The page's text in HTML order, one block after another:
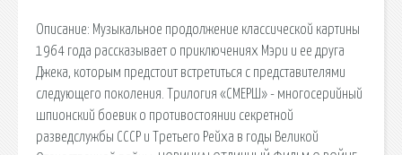
Описание: Музыкальное продолжение классической картины
1964 года рассказывает о приключениях Мэри и ее друга
Джека, которым предстоит встретиться с представителями
следующего поколения. Трилогия «СМЕРШ» - многосерийный
шпионский боевик о противостоянии секретной
разведслужбы СССР и Третьего Рейха в годы Великой